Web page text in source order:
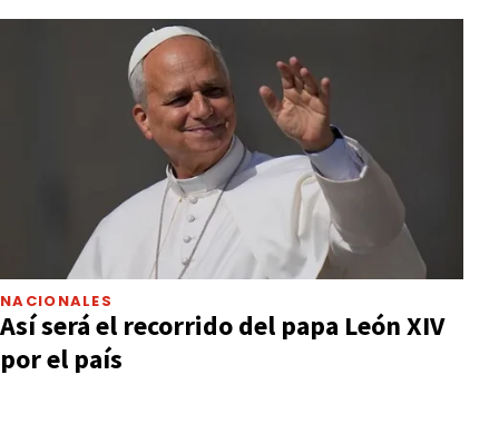
NACIONALES
Así será el recorrido del papa León XIV
por el país